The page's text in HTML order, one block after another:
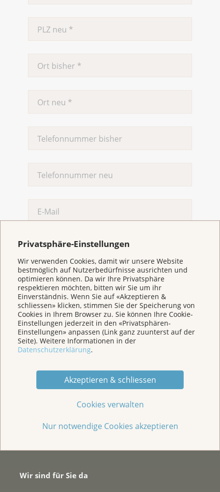
Privatsphäre-Einstellungen
Wir verwenden Cookies, damit wir unsere Website
bestmöglich auf Nutzerbedürfnisse ausrichten und
optimieren können. Da wir Ihre Privatsphäre
respektieren möchten, bitten wir Sie um ihr
Einverständnis. Wenn Sie auf «Akzeptieren &
schliessen» klicken, stimmen Sie der Speicherung von
Cookies in Ihrem Browser zu. Sie können Ihre Cookie-
Einstellungen jederzeit in den «Privatsphären-
Einstellungen» anpassen (Link ganz zuunterst auf der
Seite). Weitere Informationen in der
Datenschutzerklärung.
Akzeptieren & schliessen
Cookies verwalten
Nur notwendige Cookies akzeptieren
Wir sind für Sie da